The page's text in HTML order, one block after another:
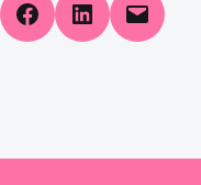
Share on Facebook
Share on LinkedIn
Email this Page